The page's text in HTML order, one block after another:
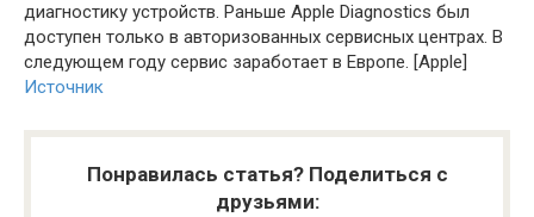
диагностику устройств. Раньше Apple Diagnostics был
доступен только в авторизованных сервисных центрах. В
следующем году сервис заработает в Европе. [Apple]
Источник
Понравилась статья? Поделиться с
друзьями: